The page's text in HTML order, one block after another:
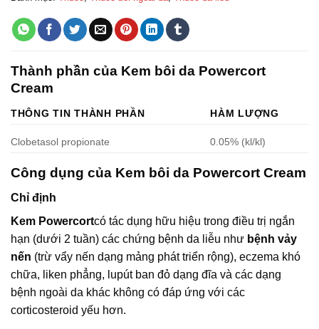
Thành phần của Kem bôi da Powercort
Cream
THÔNG TIN THÀNH PHẦN HÀM LƯỢNG
Clobetasol propionate 0.05% (kl/kl)
Công dụng của Kem bôi da Powercort Cream
Chỉ định
Kem Powercortcó tác dụng hữu hiệu trong điều trị ngắn
hạn (dưới 2 tuần) các chứng bệnh da liễu như bệnh vảy
nến (trừ vẩy nến dạng mảng phát triển rộng), eczema khó
chữa, liken phẳng, lupút ban đỏ dạng đĩa và các dạng
bệnh ngoài da khác không có đáp ứng với các
corticosteroid yếu hơn.